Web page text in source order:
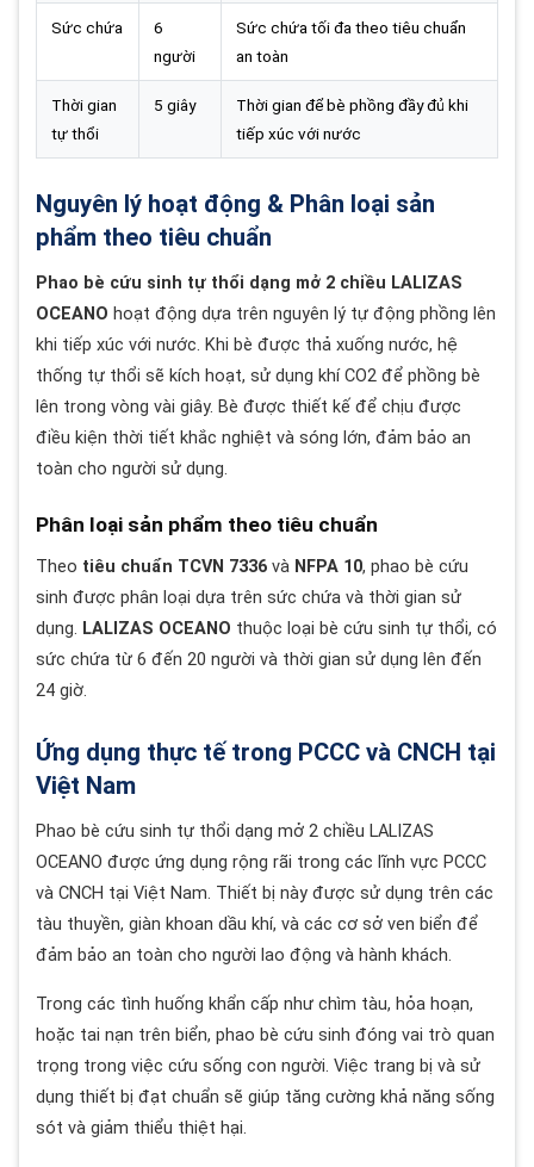
Sức chứa
6
người
Sức chứa tối đa theo tiêu chuẩn
an toàn
Thời gian
tự thổi
5 giây
Thời gian để bè phồng đầy đủ khi
tiếp xúc với nước
Nguyên lý hoạt động & Phân loại sản
phẩm theo tiêu chuẩn
Phao bè cứu sinh tự thổi dạng mở 2 chiều LALIZAS
OCEANO hoạt động dựa trên nguyên lý tự động phồng lên
khi tiếp xúc với nước. Khi bè được thả xuống nước, hệ
thống tự thổi sẽ kích hoạt, sử dụng khí CO2 để phồng bè
lên trong vòng vài giây. Bè được thiết kế để chịu được
điều kiện thời tiết khắc nghiệt và sóng lớn, đảm bảo an
toàn cho người sử dụng.
Phân loại sản phẩm theo tiêu chuẩn
Theo tiêu chuẩn TCVN 7336 và NFPA 10, phao bè cứu
sinh được phân loại dựa trên sức chứa và thời gian sử
dụng. LALIZAS OCEANO thuộc loại bè cứu sinh tự thổi, có
sức chứa từ 6 đến 20 người và thời gian sử dụng lên đến
24 giờ.
Ứng dụng thực tế trong PCCC và CNCH tại
Việt Nam
Phao bè cứu sinh tự thổi dạng mở 2 chiều LALIZAS
OCEANO được ứng dụng rộng rãi trong các lĩnh vực PCCC
và CNCH tại Việt Nam. Thiết bị này được sử dụng trên các
tàu thuyền, giàn khoan dầu khí, và các cơ sở ven biển để
đảm bảo an toàn cho người lao động và hành khách.
Trong các tình huống khẩn cấp như chìm tàu, hỏa hoạn,
hoặc tai nạn trên biển, phao bè cứu sinh đóng vai trò quan
trọng trong việc cứu sống con người. Việc trang bị và sử
dụng thiết bị đạt chuẩn sẽ giúp tăng cường khả năng sống
sót và giảm thiểu thiệt hại.